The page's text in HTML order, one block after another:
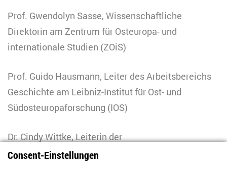
Prof. Gwendolyn Sasse, Wissenschaftliche
Direktorin am Zentrum für Osteuropa- und
internationale Studien (ZOiS)
Prof. Guido Hausmann, Leiter des Arbeitsbereichs
Geschichte am Leibniz-Institut für Ost- und
Südosteuropaforschung (IOS)
Dr. Cindy Wittke, Leiterin der
Politikwissenschaftlichen Forschungsgruppe am
Consent-Einstellungen